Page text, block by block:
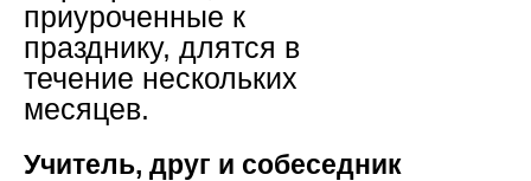
приуроченные к
празднику, длятся в
течение нескольких
месяцев.
Учитель, друг и собеседник